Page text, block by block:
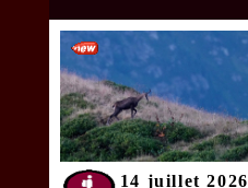
14 juillet 2026